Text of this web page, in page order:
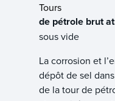
Tours
de pétrole brut
sous vide
La corrosion et
dépôt de sel
de la tour de